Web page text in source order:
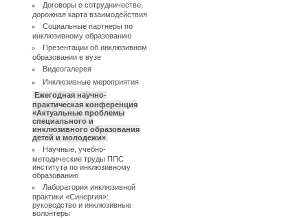
Договоры о сотрудничестве,
дорожная карта взаимодействия
Социальные партнеры по
инклюзивному образованию
Презентации об инклюзивном
образовании в вузе
Видеогалерея
Инклюзивные мероприятия
Ежегодная научно-
практическая конференция
«Актуальные проблемы
специального и
инклюзивного образования
детей и молодежи»
Научные, учебно-
методические труды ППС
института по инклюзивному
образованию
Лаборатория инклюзивной
практики «Синергия»:
руководство и инклюзивные
волонтеры